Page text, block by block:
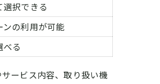
択できる
の利用が可能
る
ービス内容、取り扱い機